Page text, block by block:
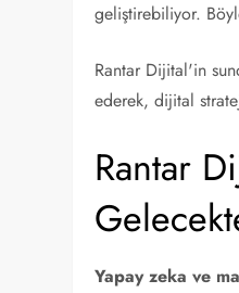
geliştirebiliyor.
Rantar Dijital'in
ederek, dijital
Rantar
Yapay zeka ve